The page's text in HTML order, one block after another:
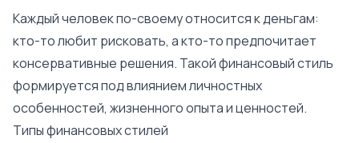
Каждый человек по-своему относится к деньгам:
кто-то любит рисковать, а кто-то предпочитает
консервативные решения. Такой финансовый стиль
формируется под влиянием личностных
особенностей, жизненного опыта и ценностей.
Типы финансовых стилей